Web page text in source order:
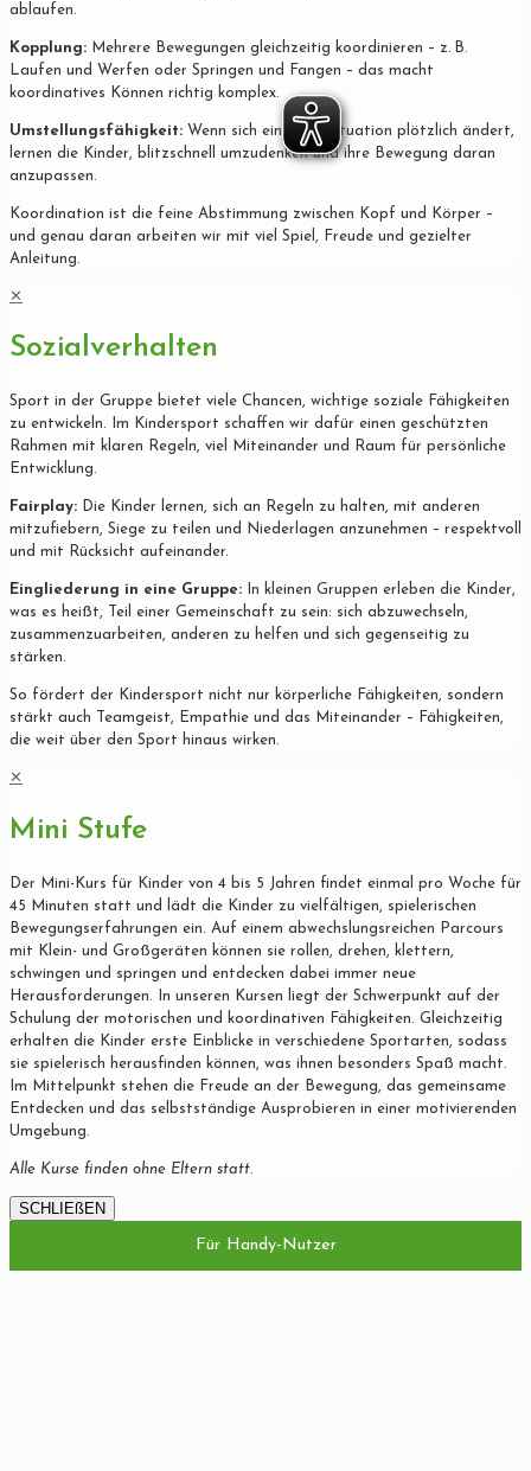
ablaufen.
Kopplung: Mehrere Bewegungen gleichzeitig koordinieren – z. B.
Laufen und Werfen oder Springen und Fangen – das macht
koordinatives Können richtig komplex.
Umstellungsfähigkeit: Wenn sich eine Spielsituation plötzlich ändert,
lernen die Kinder, blitzschnell umzudenken und ihre Bewegung daran
anzupassen.
Koordination ist die feine Abstimmung zwischen Kopf und Körper –
und genau daran arbeiten wir mit viel Spiel, Freude und gezielter
Anleitung.
✕
Sozialverhalten
Sport in der Gruppe bietet viele Chancen, wichtige soziale Fähigkeiten
zu entwickeln. Im Kindersport schaffen wir dafür einen geschützten
Rahmen mit klaren Regeln, viel Miteinander und Raum für persönliche
Entwicklung.
Fairplay: Die Kinder lernen, sich an Regeln zu halten, mit anderen
mitzufiebern, Siege zu teilen und Niederlagen anzunehmen – respektvoll
und mit Rücksicht aufeinander.
Eingliederung in eine Gruppe: In kleinen Gruppen erleben die Kinder,
was es heißt, Teil einer Gemeinschaft zu sein: sich abzuwechseln,
zusammenzuarbeiten, anderen zu helfen und sich gegenseitig zu
stärken.
So fördert der Kindersport nicht nur körperliche Fähigkeiten, sondern
stärkt auch Teamgeist, Empathie und das Miteinander – Fähigkeiten,
die weit über den Sport hinaus wirken.
✕
Mini Stufe
Der Mini-Kurs für Kinder von 4 bis 5 Jahren findet einmal pro Woche für
45 Minuten statt und lädt die Kinder zu vielfältigen, spielerischen
Bewegungserfahrungen ein. Auf einem abwechslungsreichen Parcours
mit Klein- und Großgeräten können sie rollen, drehen, klettern,
schwingen und springen und entdecken dabei immer neue
Herausforderungen. In unseren Kursen liegt der Schwerpunkt auf der
Schulung der motorischen und koordinativen Fähigkeiten. Gleichzeitig
erhalten die Kinder erste Einblicke in verschiedene Sportarten, sodass
sie spielerisch herausfinden können, was ihnen besonders Spaß macht.
Im Mittelpunkt stehen die Freude an der Bewegung, das gemeinsame
Entdecken und das selbstständige Ausprobieren in einer motivierenden
Umgebung.
Alle Kurse finden ohne Eltern statt.
SCHLIEßEN
Für Handy-Nutzer